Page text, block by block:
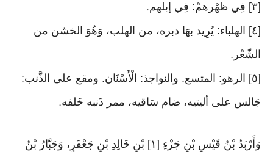
[٣] فِي ظهْرهمْ: فِي إبلهم .
[٤] الهلباء: يُرِيد بهَا دبره، من الهلب، وَهُوَ الخشن من
الشّعْر .
[٥] الرهو: المتسع. والنواجذ: الْأَسْنَان. ومقع على الذَّنب:
جَالس على أليتيه، ضام سَاقيه، ممر ذَنبه خَلفه.
وَأَرْبَدُ بْنُ قَيْسِ بْنِ جَزْءِ [١] بْنِ خَالِدِ بْنِ جَعْفَرٍ، وَجَبَّارُ بْنُ